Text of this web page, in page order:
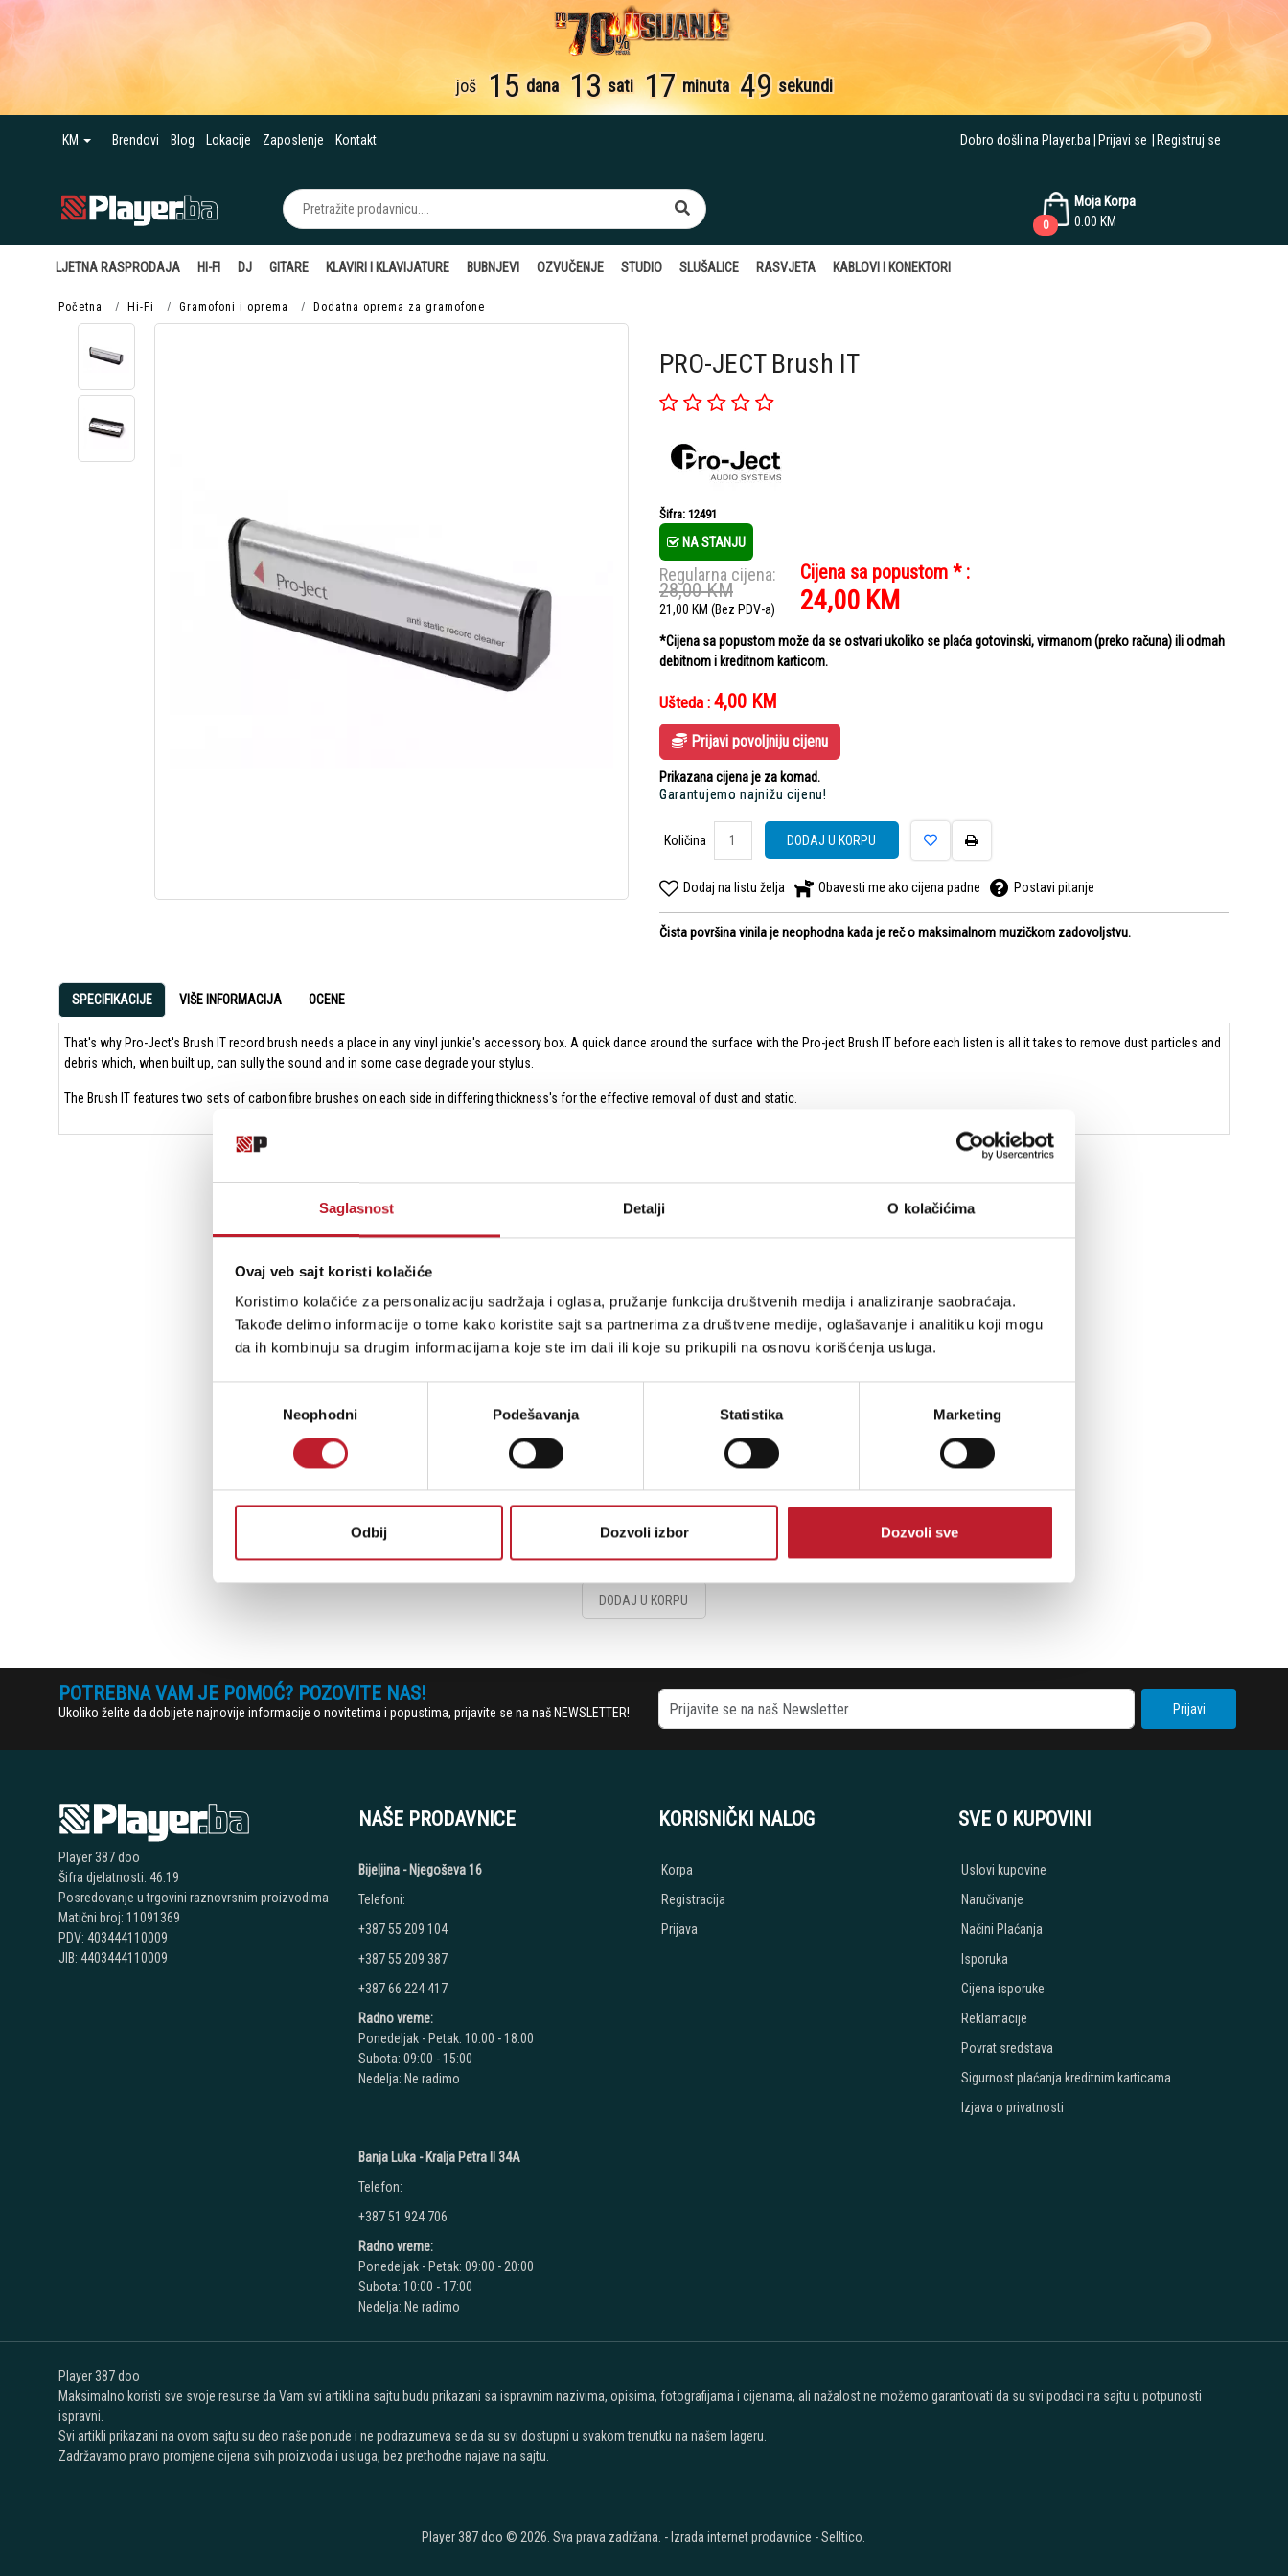
Saglasnost Detalji O kolačićima
Ovaj veb sajt koristi kolačiće
Koristimo kolačiće za personalizaciju sadržaja i oglasa, pružanje funkcija društvenih medija i analiziranje saobraćaja.
Takođe delimo informacije o tome kako koristite sajt sa partnerima za društvene medije, oglašavanje i analitiku koji mogu
da ih kombinuju sa drugim informacijama koje ste im dali ili koje su prikupili na osnovu korišćenja usluga.
сагласностиNeophodni Podešavanja Statistika Marketing
Odbij Dozvoli izbor Dozvoli sve
još 15 dana 13 sati 17 minuta 49 sekundi
KM Brendovi Blog Lokacije Zaposlenje Kontakt Dobro došli na Player.ba Prijavi se Registruj se
Moja Korpa
0.00 KM
0
LJETNA RASPRODAJA HI-FI DJ GITARE KLAVIRI I KLAVIJATURE BUBNJEVI OZVUČENJE STUDIO SLUŠALICE RASVJETA KABLOVI I KONEKTORI
Početna Hi-Fi Gramofoni i oprema Dodatna oprema za gramofone
PRO-JECT Brush IT
Šifra: 12491
NA STANJU
Regularna cijena:
28,00KM
21,00 KM (Bez PDV-a)
Cijena sa popustom * :
24,00 KM
*Cijena sa popustom može da se ostvari ukoliko se plaća gotovinski, virmanom (preko računa) ili odmah
debitnom i kreditnom karticom.
Ušteda : 4,00 KM
Prijavi povoljniju cijenu
Prikazana cijena je za komad.
Garantujemo najnižu cijenu!
Količina DODAJ U KORPU
Dodaj na listu želja Obavesti me ako cijena padne Postavi pitanje
Čista površina vinila je neophodna kada je reč o maksimalnom muzičkom zadovoljstvu.
SPECIFIKACIJE VIŠE INFORMACIJA OCENE
That's why Pro-Ject's Brush IT record brush needs a place in any vinyl junkie's accessory box. A quick dance around the surface with the Pro-ject Brush IT before each listen is all it takes to remove dust particles and
debris which, when built up, can sully the sound and in some case degrade your stylus.
The Brush IT features two sets of carbon fibre brushes on each side in differing thickness's for the effective removal of dust and static.
24,00 KM
28,00KM
DODAJ U KORPU
POTREBNA VAM JE POMOĆ? POZOVITE NAS!
Ukoliko želite da dobijete najnovije informacije o novitetima i popustima, prijavite se na naš NEWSLETTER! Prijavi
Player 387 doo
Šifra djelatnosti: 46.19
Posredovanje u trgovini raznovrsnim proizvodima
Matični broj: 11091369
PDV: 403444110009
JIB: 4403444110009
NAŠE PRODAVNICE
Bijeljina - Njegoševa 16
Telefoni:
+387 55 209 104
+387 55 209 387
+387 66 224 417
Radno vreme:
Ponedeljak - Petak: 10:00 - 18:00
Subota: 09:00 - 15:00
Nedelja: Ne radimo
Banja Luka - Kralja Petra II 34A
Telefon:
+387 51 924 706
Radno vreme:
Ponedeljak - Petak: 09:00 - 20:00
Subota: 10:00 - 17:00
Nedelja: Ne radimo
KORISNIČKI NALOG
Korpa
Registracija
Prijava
SVE O KUPOVINI
Uslovi kupovine
Naručivanje
Načini Plaćanja
Isporuka
Cijena isporuke
Reklamacije
Povrat sredstava
Sigurnost plaćanja kreditnim karticama
Izjava o privatnosti
Player 387 doo
Maksimalno koristi sve svoje resurse da Vam svi artikli na sajtu budu prikazani sa ispravnim nazivima, opisima, fotografijama i cijenama, ali nažalost ne možemo garantovati da su svi podaci na sajtu u potpunosti
ispravni.
Svi artikli prikazani na ovom sajtu su deo naše ponude i ne podrazumeva se da su svi dostupni u svakom trenutku na našem lageru.
Zadržavamo pravo promjene cijena svih proizvoda i usluga, bez prethodne najave na sajtu.
Player 387 doo © 2026. Sva prava zadržana. - Izrada internet prodavnice -Selltico.